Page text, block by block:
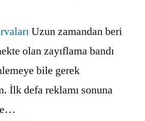
Uzun zamandan beri
olan zayıflama bandı
bile gerek
İlk defa reklamı sonuna